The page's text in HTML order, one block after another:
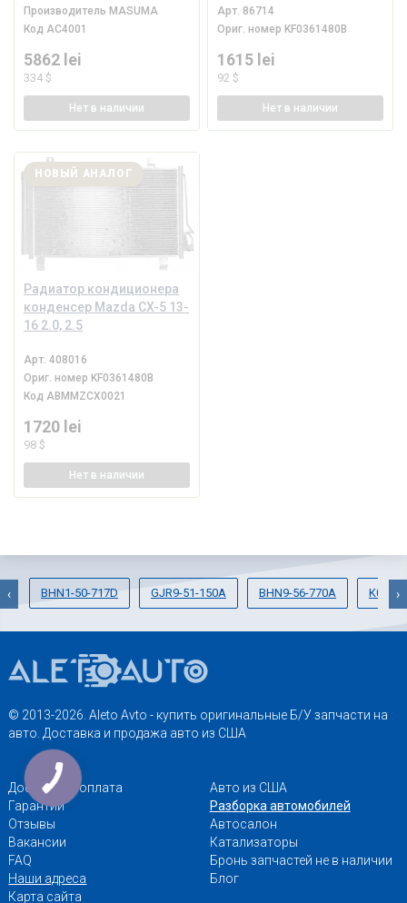
Производитель MASUMA
Код AC4001
5862 lei
334 $
Нет в наличии
Арт. 86714
Ориг. номер KF0361480B
1615 lei
92 $
Нет в наличии
Радиатор кондиционера
конденсер Mazda CX-5 13-
16 2.0, 2.5
НОВЫЙ АНАЛОГ
Арт.408016
Ориг. номер KF0361480B
Код ABMMZCX0021
1720 lei
98 $
Нет в наличии
BHN1-50-717D GJR9-51-150A BHN9-56-770A K011-
‹ ›
© 2013-2026. Aleto Avto - купить оригинальные Б/У запчасти на
авто. Доставка и продажа авто из США
Доставка и оплата
Гарантии
Отзывы
Вакансии
FAQ
Наши адреса
Карта сайта
Авто из США
Разборка автомобилей
Автосалон
Катализаторы
Бронь запчастей не в наличии
Блог